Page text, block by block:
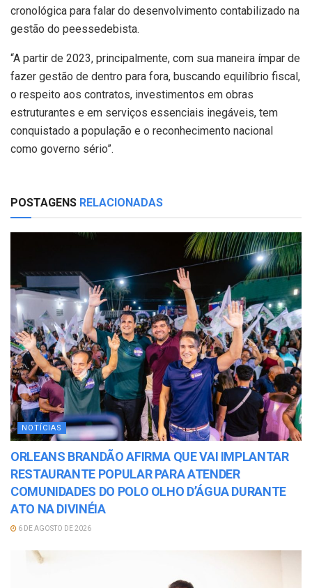
cronológica para falar do desenvolvimento contabilizado na
gestão do peessedebista.
“A partir de 2023, principalmente, com sua maneira ímpar de
fazer gestão de dentro para fora, buscando equilíbrio fiscal,
o respeito aos contratos, investimentos em obras
estruturantes e em serviços essenciais inegáveis, tem
conquistado a população e o reconhecimento nacional
como governo sério”.
POSTAGENS RELACIONADAS
NOTÍCIAS
ORLEANS BRANDÃO AFIRMA QUE VAI IMPLANTAR
RESTAURANTE POPULAR PARA ATENDER
COMUNIDADES DO POLO OLHO D’ÁGUA DURANTE
ATO NA DIVINÉIA
6 DE AGOSTO DE 2026